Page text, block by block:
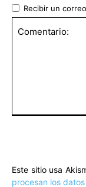
Recibir un
Este sitio usa
procesan los